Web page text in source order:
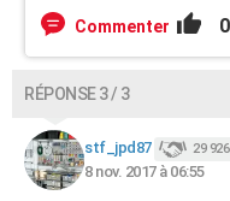
Commenter 0
RÉPONSE 3 / 3
stf_jpd87 29 926
8 nov. 2017 à 06:55